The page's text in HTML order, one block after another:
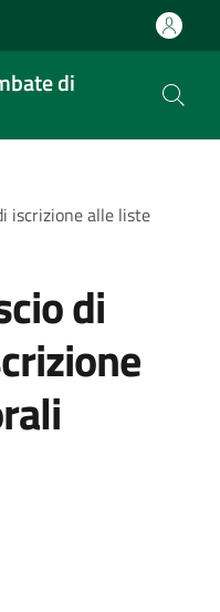
di
iscrizione alle liste
di